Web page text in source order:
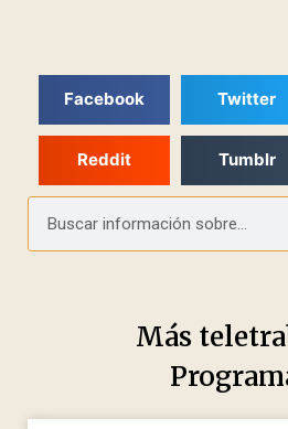
Facebook Twitter
Reddit Tumblr
Más